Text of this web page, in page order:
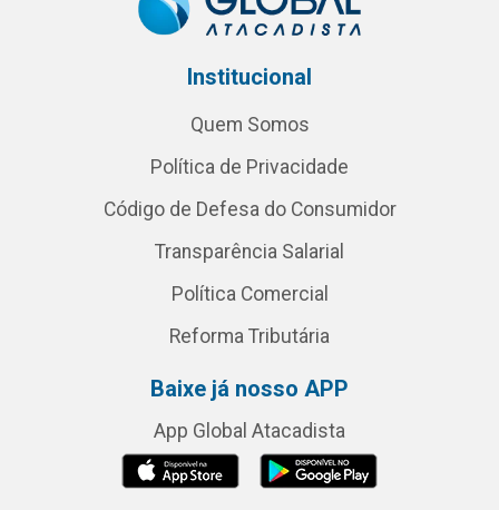
Institucional
Quem Somos
Política de Privacidade
Código de Defesa do Consumidor
Transparência Salarial
Política Comercial
Reforma Tributária
Baixe já nosso APP
App Global Atacadista